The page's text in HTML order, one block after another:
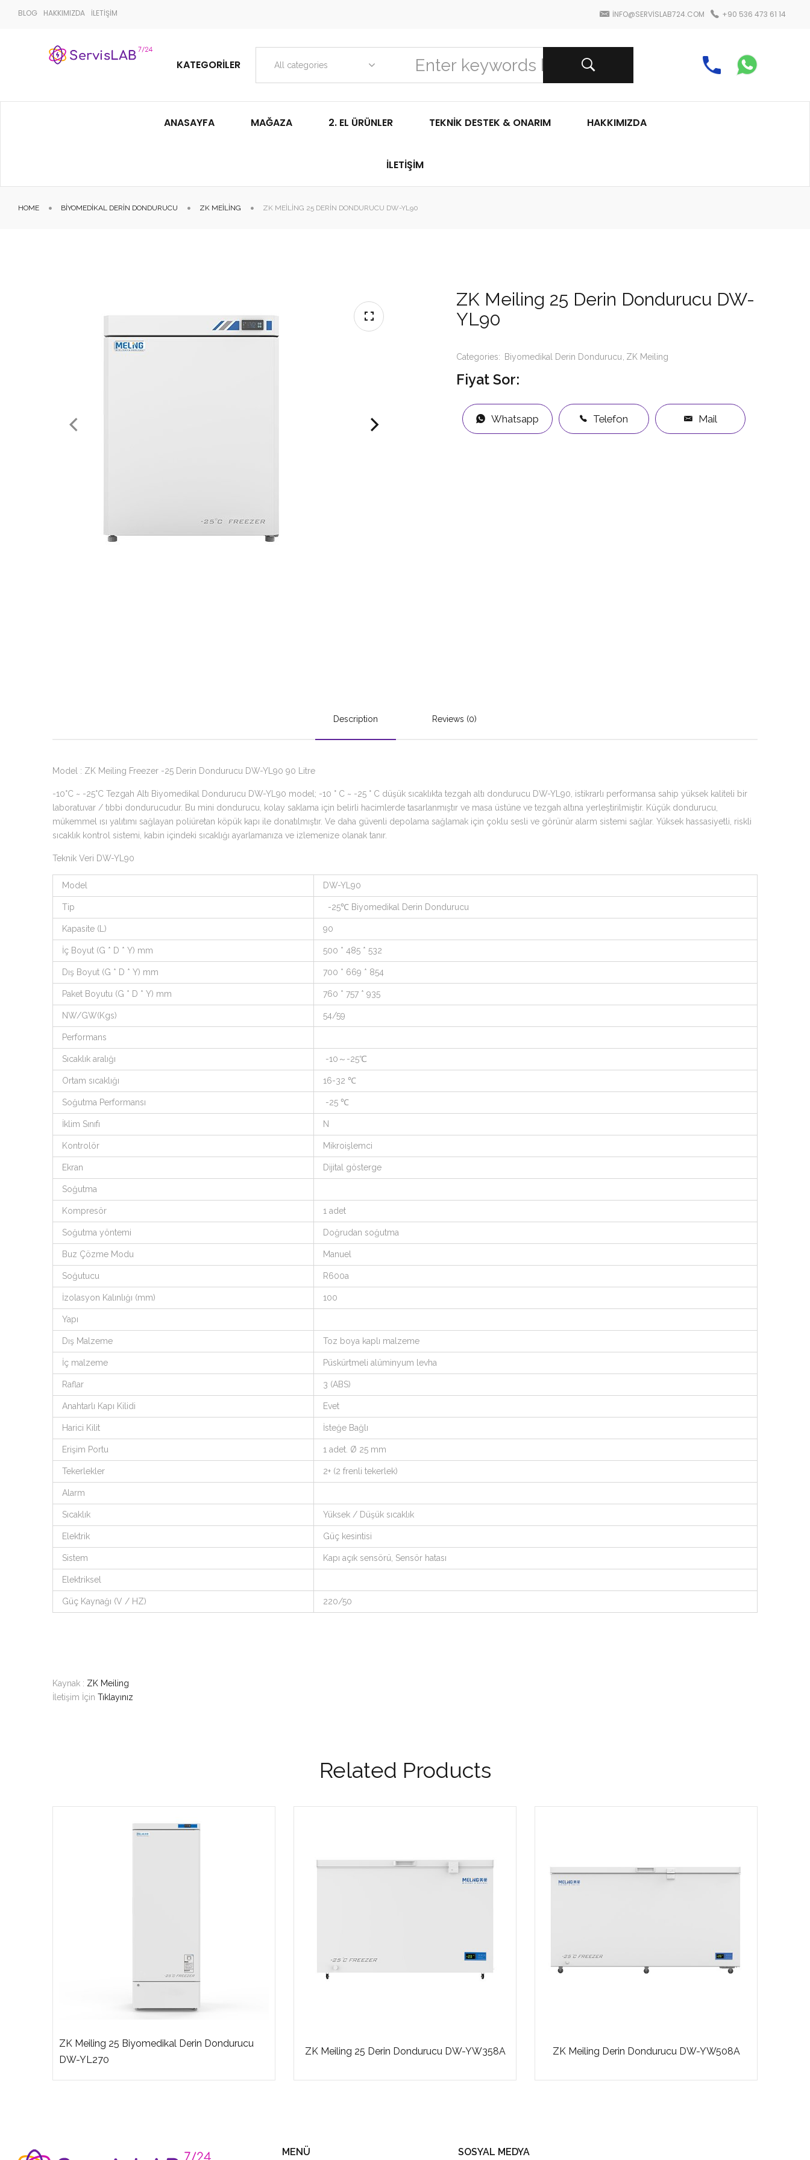
BLOG HAKKIMIZDA İLETİŞİM INFO@SERVISLAB724.COM +90 536 473 61 14
KATEGORILER All categories
ANASAYFA MAĞAZA 2. EL ÜRÜNLER TEKNIK DESTEK & ONARIM HAKKIMIZDA
İLETIŞIM
HOME BIYOMEDIKAL DERIN DONDURUCU ZK MEILING ZK MEILING 25 DERIN DONDURUCU DW-YL90
ZK Meiling 25 Derin Dondurucu DW-
YL90
Categories: Biyomedikal Derin Dondurucu ZK Meiling
Fiyat Sor:
Whatsapp Telefon Mail
Description Reviews (0)
Model : ZK Meiling Freezer -25 Derin Dondurucu DW-YL90 90 Litre
-10°C ~ -25°C Tezgah Altı Biyomedikal Dondurucu DW-YL90 model; -10 ° C ~ -25 ° C düşük sıcaklıkta tezgah altı dondurucu DW-YL90, istikrarlı performansa sahip yüksek kaliteli bir
laboratuvar / tıbbi dondurucudur. Bu mini dondurucu, kolay saklama için belirli hacimlerde tasarlanmıştır ve masa üstüne ve tezgah altına yerleştirilmiştir. Küçük dondurucu,
mükemmel ısı yalıtımı sağlayan poliüretan köpük kapı ile donatılmıştır. Ve daha güvenli depolama sağlamak için çoklu sesli ve görünür alarm sistemi sağlar. Yüksek hassasiyetli, riskli
sıcaklık kontrol sistemi, kabin içindeki sıcaklığı ayarlamanıza ve izlemenize olanak tanır.
Teknik Veri DW-YL90
Model DW-YL90
Tip -25℃ Biyomedikal Derin Dondurucu
Kapasite (L) 90
İç Boyut (G * D * Y) mm 500 * 485 * 532
Dış Boyut (G * D * Y) mm 700 * 669 * 854
Paket Boyutu (G * D * Y) mm 760 * 757 * 935
NW/GW(Kgs) 54/59
Performans
Sıcaklık aralığı -10～-25℃
Ortam sıcaklığı 16-32 ℃
Soğutma Performansı -25 ℃
İklim Sınıfı N
Kontrolör Mikroişlemci
Ekran Dijital gösterge
Soğutma
Kompresör 1 adet
Soğutma yöntemi Doğrudan soğutma
Buz Çözme Modu Manuel
Soğutucu R600a
İzolasyon Kalınlığı (mm) 100
Yapı
Dış Malzeme Toz boya kaplı malzeme
İç malzeme Püskürtmeli alüminyum levha
Raflar 3 (ABS)
Anahtarlı Kapı Kilidi Evet
Harici Kilit İsteğe Bağlı
Erişim Portu 1 adet. Ø 25 mm
Tekerlekler 2+ (2 frenli tekerlek)
Alarm
Sıcaklık Yüksek / Düşük sıcaklık
Elektrik Güç kesintisi
Sistem Kapı açık sensörü, Sensör hatası
Elektriksel
Güç Kaynağı (V / HZ) 220/50
Kaynak : ZK Meiling
İletişim İçin Tıklayınız
Related Products
ZK Meiling 25 Biyomedikal Derin Dondurucu
DW-YL270
ZK Meiling 25 Derin Dondurucu DW-YW358A ZK Meiling Derin Dondurucu DW-YW508A
MENÜ SOSYAL MEDYA